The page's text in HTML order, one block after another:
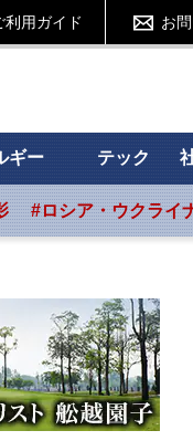
利用ガイド お
ギー テック
#ロシア・ウクライ